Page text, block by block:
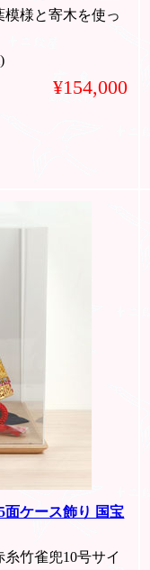
様と寄木を使っ
¥154,000
面ケース飾り 国宝
竹雀兜10号サイ